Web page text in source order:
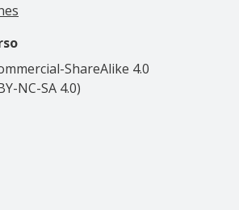
ShareAlike 4.0
NC-SA 4.0)